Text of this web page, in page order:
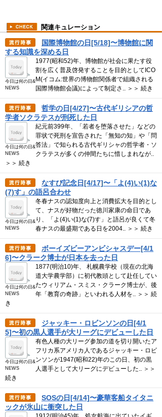
関連キュレーション
国際博物館の日[5/18]〜博物館に関
する知識を深める日
今日は何の日&
NEWS
1977(昭和52)年、博物館が社会に果たす役
割を広く普及啓発することを目的としてICO
M(イコム:世界の博物館関係者で組織される
国際博物館会議)によって制定さ.. ＞＞ 続き
哲学の日[4/27]〜古代ギリシアの哲
学者ソクラテスが刑死した日
今日は何の日&
NEWS
紀元前399年、「若者を堕落させた」などの
罪状で死刑を宣告された「無知の知」や「問
答法」で知られる古代ギリシャの哲学者・ソ
クラテスが多くの仲間たちに惜しまれなが..
＞＞ 続き
なすび記念日[4/17]〜「よ(4)い(1)な
(7)す」の語呂合わせ
今日は何の日&
NEWS
冬春ナスの認知度向上と消費拡大を目的とし
て、ナスが好物だった徳川家康の命日であ
り、「よ(4)い(1)な(7)す」と語呂が良くて冬
春ナスの最盛期である日を2004.. ＞＞ 続き
ボーイズビーアンビシャスデー[4/1
6]〜クラーク博士が日本を去った日
今日は何の日&
NEWS
1877(明治10)年、 札幌農学校（現在の北海
道大学農学部）に初代教頭として赴任してい
たウィリアム・スミス・クラーク博士が、後
年「教育の奇跡」といわれる人材を.. ＞＞ 続
き
ジャッキー・ロビンソンの日[4/1
5]〜初の黒人選手が大リーグにデビューした日
今日は何の日&
NEWS
有色人種の大リーグ参加の道を切り開いたア
フリカ系アメリカ人であるジャッキー・ロビ
ンソンが1947(昭和22)年のこの日、初の黒
人選手として大リーグにデビューした.. ＞＞
続き
SOSの日[4/14]〜豪華客船タイタニ
ックが氷山に衝突した日